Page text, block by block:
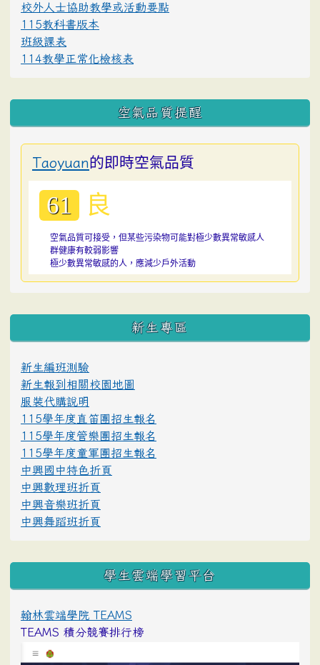
校外人士協助教學或活動要點
115教科書版本
班級課表
114教學正常化檢核表
空氣品質提醒
Taoyuan的即時空氣品質
61 良
空氣品質可接受，但某些污染物可能對極少數異常敏感人
群健康有較弱影響
極少數異常敏感的人，應減少戶外活動
:::
新生專區
新生編班測驗
新生報到相關校園地圖
服裝代購說明
115學年度直笛團招生報名
115學年度管樂團招生報名
115學年度童軍團招生報名
中興國中特色折頁
中興數理班折頁
中興音樂班折頁
中興舞蹈班折頁
學生雲端學習平台
翰林雲端學院 TEAMS
TEAMS 積分競賽排行榜